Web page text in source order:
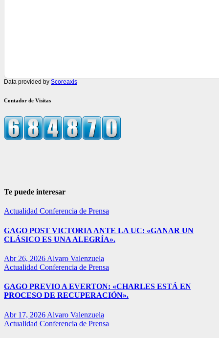
Data provided by Scoreaxis
Contador de Visitas
Te puede interesar
Actualidad Conferencia de Prensa
GAGO POST VICTORIA ANTE LA UC: «GANAR UN
CLÁSICO ES UNA ALEGRÍA».
Abr 26, 2026 Alvaro Valenzuela
Actualidad Conferencia de Prensa
GAGO PREVIO A EVERTON: «CHARLES ESTÁ EN
PROCESO DE RECUPERACIÓN».
Abr 17, 2026 Alvaro Valenzuela
Actualidad Conferencia de Prensa